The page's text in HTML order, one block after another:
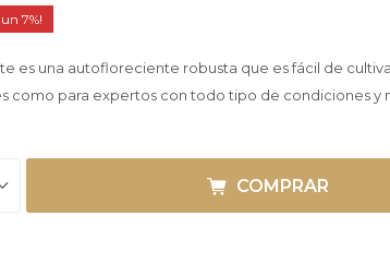
7
es una autofloreciente robusta que es fácil de
como para expertos con todo tipo de condiciones y
COMPRAR